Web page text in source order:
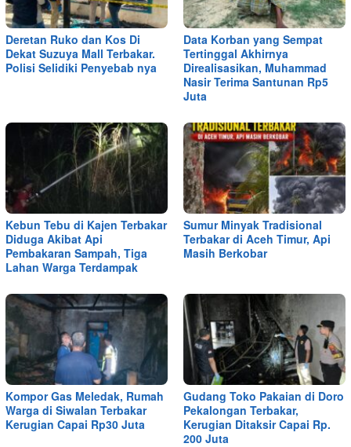
Deretan Ruko dan Kos Di
Dekat Suzuya Mall Terbakar.
Polisi Selidiki Penyebab nya
Data Korban yang Sempat
Tertinggal Akhirnya
Direalisasikan, Muhammad
Nasir Terima Santunan Rp5
Juta
Kebun Tebu di Kajen Terbakar
Diduga Akibat Api
Pembakaran Sampah, Tiga
Lahan Warga Terdampak
Sumur Minyak Tradisional
Terbakar di Aceh Timur, Api
Masih Berkobar
Kompor Gas Meledak, Rumah
Warga di Siwalan Terbakar
Kerugian Capai Rp30 Juta
Gudang Toko Pakaian di Doro
Pekalongan Terbakar,
Kerugian Ditaksir Capai Rp.
200 Juta